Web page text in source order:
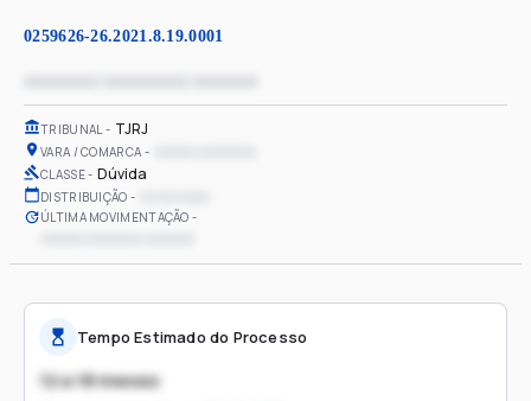
0259626-26.2021.8.19.0001
TRIBUNAL TJRJ
VARA / COMARCA
CLASSE Dúvida
DISTRIBUIÇÃO
ÚLTIMA MOVIMENTAÇÃO
Tempo Estimado do Processo
12 a 18 meses